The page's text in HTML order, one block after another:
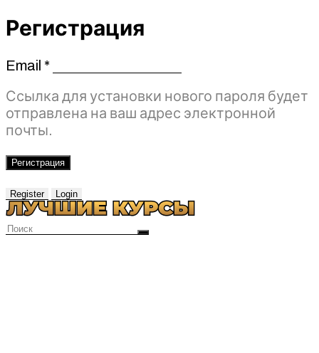
Регистрация
Email *Обязательно
Ссылка для установки нового пароля будет
отправлена ​​на ваш адрес электронной
почты.
Регистрация
Register Login